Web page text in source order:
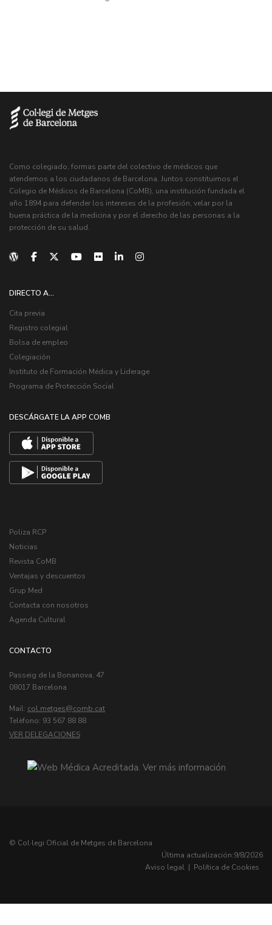
Como colegiado, formas parte del colectivo de médicos que
atendemos a los ciudadanos de Barcelona. Juntos constituimos el
Colegio de Médicos de Barcelona (CoMB), una institución fundada el
año 1894 para defender los intereses de la profesión, velar por la
buena práctica de la medicina y por el derecho de las personas a la
protección de su salud.
DIRECTO A...
Cita previa
Registro colegial
Bolsa de empleo
Colegiación
Instituto de Formación Médica y Liderage
Programa de Protección Social
DESCÁRGATE LA APP COMB
Poliza RCP
Noticias
Revista CoMB
Ventajas y descuentos
Grup Med
Contacta con nosotros
Agenda Cultural
CONTACTO
Passeig de la Bonanova, 47
08017 Barcelona
Mail: col.metges
Telèfono: 93 567 88 88
VER DELEGACIONES
© Col·legi Oficial de Metges de Barcelona
Última actualización:9/8/2026
Aviso legal | Política de Cookies